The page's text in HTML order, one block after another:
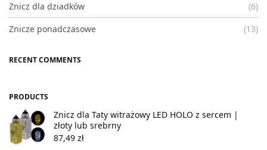
Znicz dla dziadków
(6)
Znicze ponadczasowe
(13)
RECENT COMMENTS
PRODUCTS
Znicz dla Taty witrażowy LED HOLO z sercem |
złoty lub srebrny
87,49 zł